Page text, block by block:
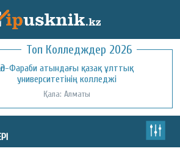
Топ Колледждер 2026
Әл-Фараби атындағы қазақ ұлттық
университетінің колледжі
Қала: Алматы